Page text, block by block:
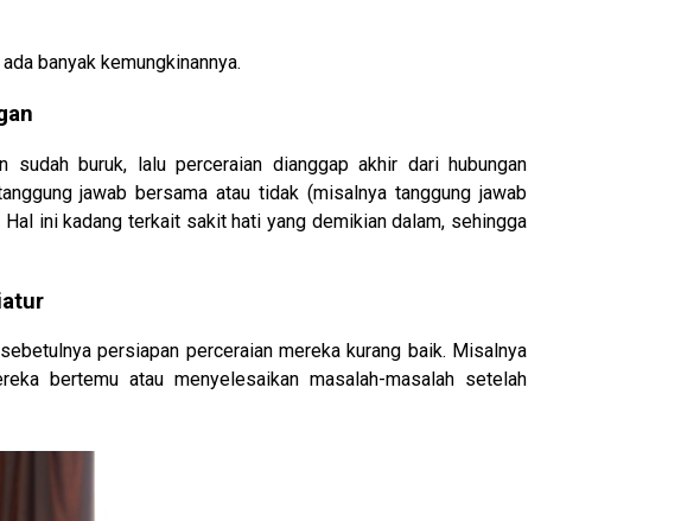
banyak kemungkinannya.
sudah buruk, lalu perceraian dianggap akhir dari hubungan
jawab bersama atau tidak (misalnya tanggung jawab
ini kadang terkait sakit hati yang demikian dalam, sehingga
persiapan perceraian mereka kurang baik. Misalnya
bertemu atau menyelesaikan masalah-masalah setelah